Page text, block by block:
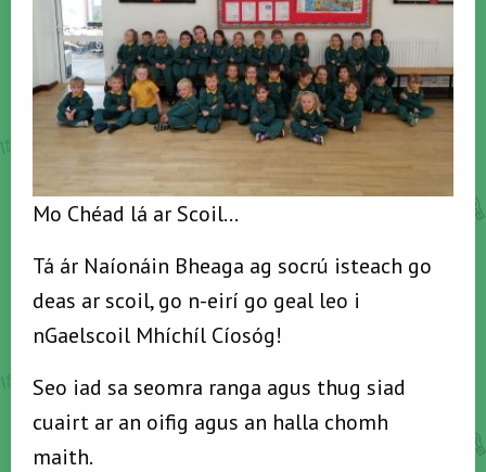
Mo Chéad lá ar Scoil…
Tá ár Naíonáin Bheaga ag socrú isteach go
deas ar scoil, go n-eirí go geal leo i
nGaelscoil Mhíchíl Cíosóg!
Seo iad sa seomra ranga agus thug siad
cuairt ar an oifig agus an halla chomh
maith.